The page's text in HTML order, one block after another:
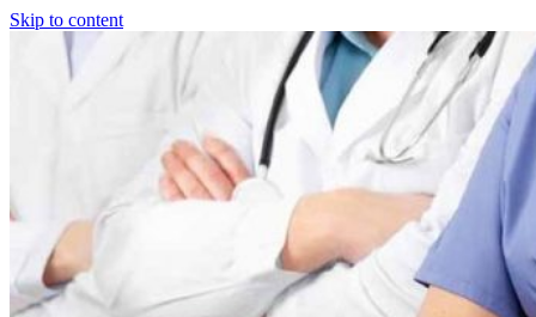
Skip to content